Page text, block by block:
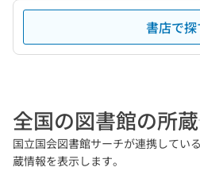
書店で探
全国の図書館の所蔵
国立国会図書館サーチが連携してい
蔵情報を表示します。